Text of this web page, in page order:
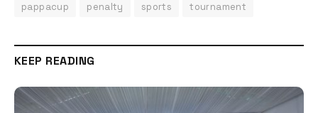
pappacup penalty sports tournament
KEEP READING